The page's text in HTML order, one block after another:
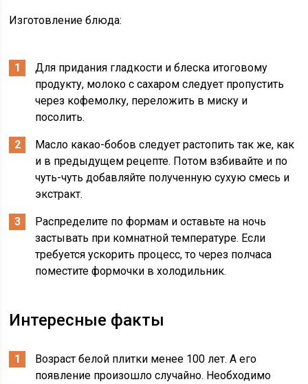
Изготовление блюда:
Для придания гладкости и блеска итоговому
продукту, молоко с сахаром следует пропустить
через кофемолку, переложить в миску и
посолить.
Масло какао-бобов следует растопить так же, как
и в предыдущем рецепте. Потом взбивайте и по
чуть-чуть добавляйте полученную сухую смесь и
экстракт.
Распределите по формам и оставьте на ночь
застывать при комнатной температуре. Если
требуется ускорить процесс, то через полчаса
поместите формочки в холодильник.
Интересные факты
Возраст белой плитки менее 100 лет. А его
появление произошло случайно. Необходимо